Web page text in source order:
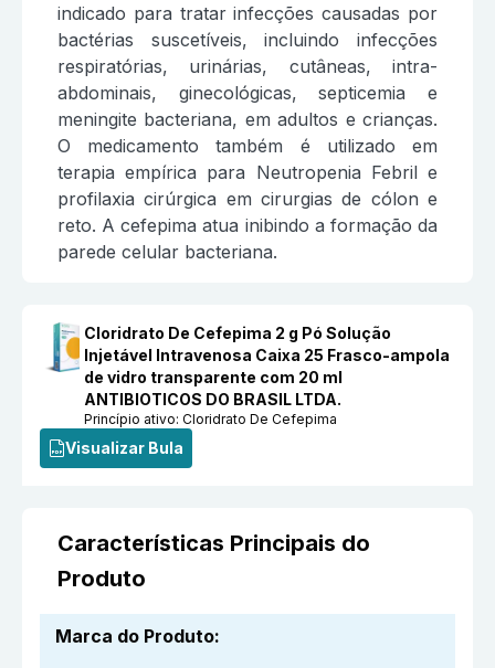
indicado para tratar infecções causadas por
bactérias suscetíveis, incluindo infecções
respiratórias, urinárias, cutâneas, intra-
abdominais, ginecológicas, septicemia e
meningite bacteriana, em adultos e crianças.
O medicamento também é utilizado em
terapia empírica para Neutropenia Febril e
profilaxia cirúrgica em cirurgias de cólon e
reto. A cefepima atua inibindo a formação da
parede celular bacteriana.
Cloridrato De Cefepima 2 g Pó Solução
Injetável Intravenosa Caixa 25 Frasco-ampola
de vidro transparente com 20 ml
ANTIBIOTICOS DO BRASIL LTDA.
Princípio ativo:Cloridrato De Cefepima
Visualizar Bula
Características Principais do
Produto
Marca do Produto: